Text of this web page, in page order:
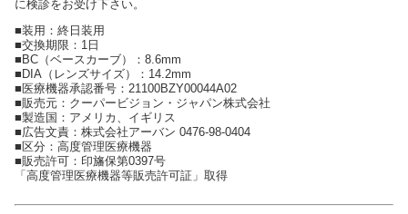
に検診をお受け下さい。
■装用：終日装用
■交換期限：1日
■BC（ベースカーブ）：8.6mm
■DIA（レンズサイズ）：14.2mm
■医療機器承認番号：21100BZY00044A02
■販売元：クーパービジョン・ジャパン株式会社
■製造国：アメリカ、イギリス
■広告文責：株式会社アーバン 0476-98-0404
■区分：高度管理医療機器
■販売許可：印旛保第0397号
「高度管理医療機器等販売許可証」取得